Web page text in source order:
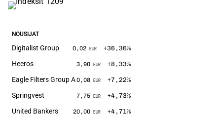
NOUSIJAT
Digitalist Group 0,02 EUR +36,36%
Heeros 3,90 EUR +8,33%
Eagle Filters Group A0,08 EUR +7,22%
Springvest 7,75 EUR +4,73%
United Bankers 20,00 EUR +4,71 %